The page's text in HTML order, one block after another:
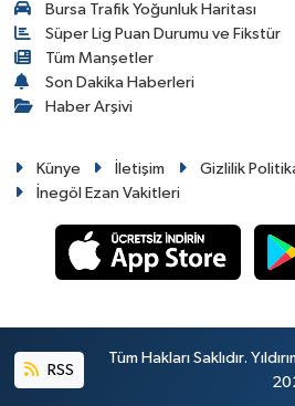
Bursa Trafik Yoğunluk Haritası
Süper Lig Puan Durumu ve Fikstür
Tüm Manşetler
Son Dakika Haberleri
Haber Arşivi
Künye İletişim
Gizlilik
İnegöl Ezan Vakitleri
RSS
Tüm Hakları Saklıdır.